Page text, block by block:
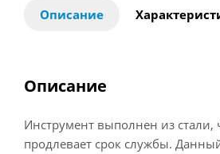
Описание
Описание
Инструмент выполнен из
продлевает срок службы.